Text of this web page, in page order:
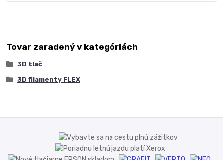
Tovar zaradený v kategóriách
3D tlač
3D filamenty FLEX